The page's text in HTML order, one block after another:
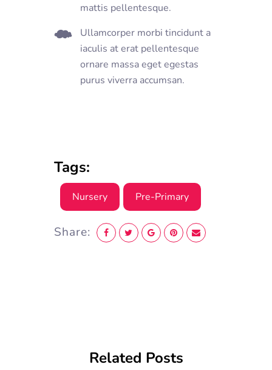
mattis pellentesque.
Ullamcorper morbi tincidunt a
iaculis at erat pellentesque
ornare massa eget egestas
purus viverra accumsan.
Tags:
Nursery Pre-Primary
Share:
Related Posts